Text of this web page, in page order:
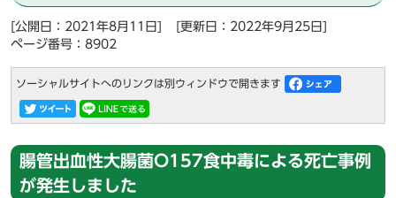
[公開日：2021年8月11日]
[更新日：2022年9月25日]
ページ番号：8902
ソーシャルサイトへのリンクは別ウィンドウで開きます
腸管出血性大腸菌O157食中毒による死亡事例
が発生しました